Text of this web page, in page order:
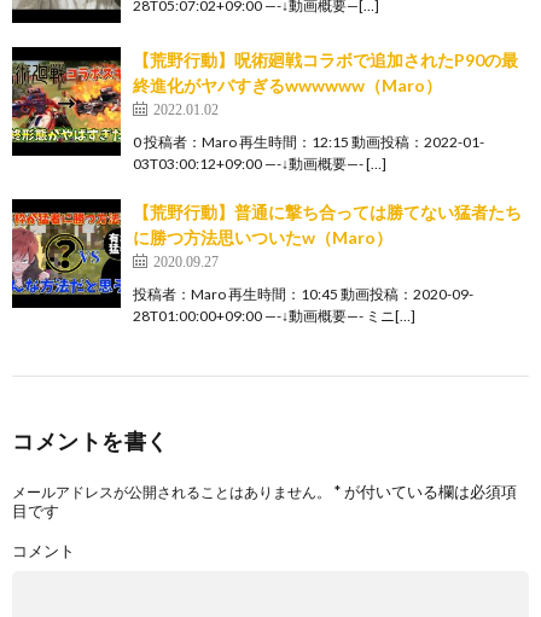
28T05:07:02+09:00 —-↓動画概要—[…]
【荒野行動】呪術廻戦コラボで追加されたP90の最
終進化がヤバすぎるwwwwww（Maro）
2022.01.02
0 投稿者：Maro 再生時間：12:15 動画投稿：2022-01-
03T03:00:12+09:00 —-↓動画概要—- […]
【荒野行動】普通に撃ち合っては勝てない猛者たち
に勝つ方法思いついたw（Maro）
2020.09.27
投稿者：Maro 再生時間：10:45 動画投稿：2020-09-
28T01:00:00+09:00 —-↓動画概要—- ミニ[…]
コメントを書く
メールアドレスが公開されることはありません。 *が付いている欄は必須項
目です
コメント